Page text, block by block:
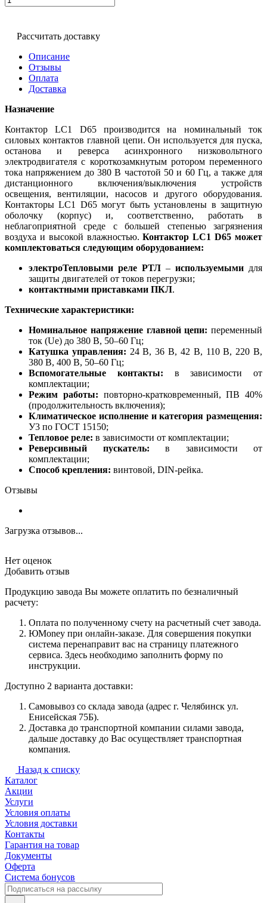
Рассчитать доставку
Описание
Отзывы
Оплата
Доставка
Назначение
Контактор LC1 D65 производится на номинальный ток
силовых контактов главной цепи. Он используется для пуска,
останова и реверса асинхронного низковольтного
электродвигателя с короткозамкнутым ротором переменного
тока напряжением до 380 В частотой 50 и 60 Гц, а также для
дистанционного включения/выключения устройств
освещения, вентиляции, насосов и другого оборудования.
Контакторы LC1 D65 могут быть установлены в защитную
оболочку (корпус) и, соответственно, работать в
неблагоприятной среде с большей степенью загрязнения
воздуха и высокой влажностью. Контактор LC1 D65 может
комплектоваться следующим оборудованием:
электроТепловыми реле РТЛ – используемыми для
защиты двигателей от токов перегрузки;
контактными приставками ПКЛ.
Технические характеристики:
Номинальное напряжение главной цепи: переменный
ток (Ue) до 380 В, 50–60 Гц;
Катушка управления: 24 В, 36 В, 42 В, 110 В, 220 В,
380 В, 400 В, 50–60 Гц;
Вспомогательные контакты: в зависимости от
комплектации;
Режим работы: повторно-кратковременный, ПВ 40%
(продолжительность включения);
Климатическое исполнение и категория размещения:
У3 по ГОСТ 15150;
Тепловое реле: в зависимости от комплектации;
Реверсивный пускатель: в зависимости от
комплектации;
Способ крепления: винтовой, DIN-рейка.
Отзывы
Загрузка отзывов...
Нет оценок
Добавить отзыв
Продукцию завода Вы можете оплатить по безналичный
расчету:
Оплата по полученному счету на расчетный счет завода.
ЮMoney при онлайн-заказе. Для совершения покупки
система перенаправит вас на страницу платежного
сервиса. Здесь необходимо заполнить форму по
инструкции.
Доступно 2 варианта доставки:
Самовывоз со склада завода (адрес г. Челябинск ул.
Енисейская 75Б).
Доставка до транспортной компании силами завода,
дальше доставку до Вас осуществляет транспортная
компания.
Назад к списку
Каталог
Акции
Услуги
Условия оплаты
Условия доставки
Контакты
Гарантия на товар
Документы
Оферта
Система бонусов